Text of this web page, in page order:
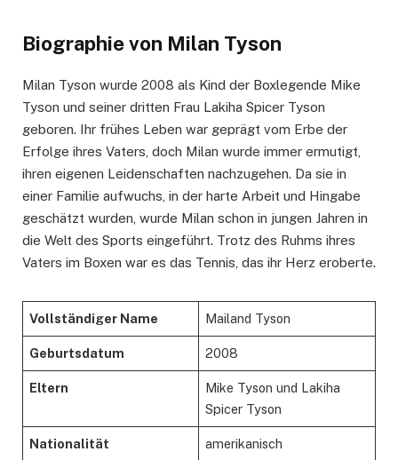
Biographie von Milan Tyson
Milan Tyson wurde 2008 als Kind der Boxlegende Mike
Tyson und seiner dritten Frau Lakiha Spicer Tyson
geboren. Ihr frühes Leben war geprägt vom Erbe der
Erfolge ihres Vaters, doch Milan wurde immer ermutigt,
ihren eigenen Leidenschaften nachzugehen. Da sie in
einer Familie aufwuchs, in der harte Arbeit und Hingabe
geschätzt wurden, wurde Milan schon in jungen Jahren in
die Welt des Sports eingeführt. Trotz des Ruhms ihres
Vaters im Boxen war es das Tennis, das ihr Herz eroberte.
Vollständiger Name Mailand Tyson
Geburtsdatum 2008
Eltern
Mike Tyson und Lakiha
Spicer Tyson
Nationalität amerikanisch